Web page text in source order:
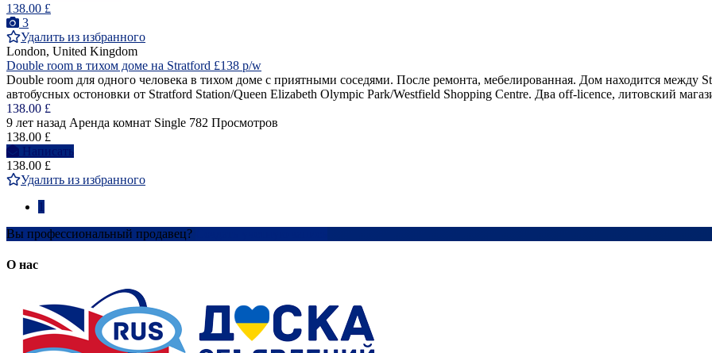
138.00 £
3
Удалить из избранного
London, United Kingdom
Double room в тихом доме нa Stratford £138 p/w
Double room для одного человека в тихом доме с приятными соседями. После ремонта, мебелированная. Дом находится между
автобусных остоновки от Stratford Station/Queen Elizabeth Olympic Park/Westfield Shopping Centre. Два off-licence, литовский
138.00 £
9 лет назад Аренда комнат Single 782 Просмотров
138.00 £
Написать
138.00 £
Удалить из избранного
Вы профессиональный продавец?
О нас